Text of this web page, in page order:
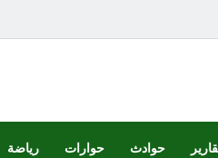
حوادث حوارات رياضة